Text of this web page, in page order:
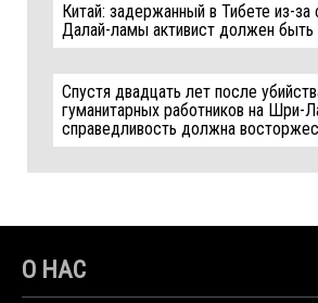
Китай: задержанный в Тибете из-за
Далай-ламы активист должен
Спустя двадцать лет после
гуманитарных работников на Шри-
справедливость должна
О НАС